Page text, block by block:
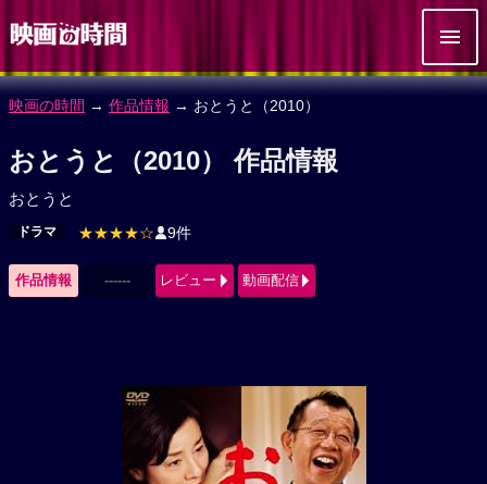
映画の時間 → 作品情報 → おとうと（2010）
おとうと（2010） 作品情報
おとうと
ドラマ ★★★★☆ 9件
作品情報 ------ レビュー 動画配信